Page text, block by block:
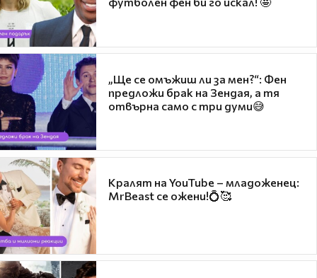
„Ще се омъжиш ли за мен?“: Фен
предложи брак на Зендая, а тя
отвърна само с три думи😅
Кралят на YouTube – младоженец:
MrBeast се ожени!💍🥰